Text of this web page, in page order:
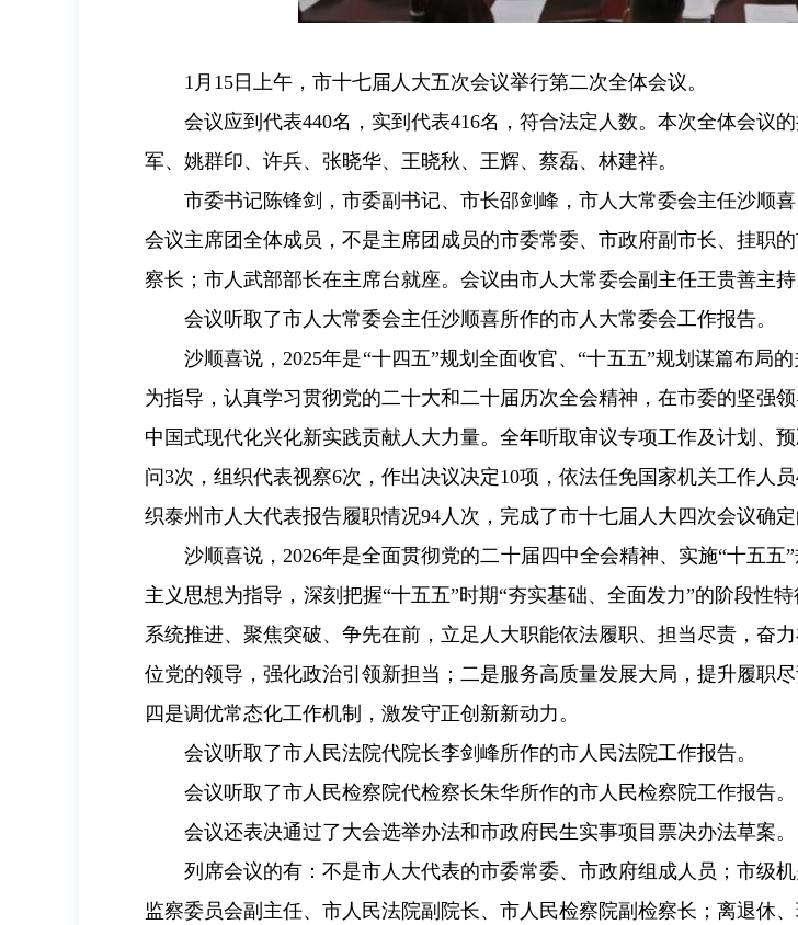
1月15日上午，市十七届人大五次会议举行第二次全体会议。
会议应到代表440名，实到代表416名，符合法定人数。本次全体会议
军、姚群印、许兵、张晓华、王晓秋、王辉、蔡磊、林建祥。
市委书记陈锋剑，市委副书记、市长邵剑峰，市人大常委会主任沙顺
会议主席团全体成员，不是主席团成员的市委常委、市政府副市长、挂职
察长；市人武部部长在主席台就座。会议由市人大常委会副主任王贵善主持
会议听取了市人大常委会主任沙顺喜所作的市人大常委会工作报告。
沙顺喜说，2025年是“十四五”规划全面收官、“十五五”规划谋篇布局
为指导，认真学习贯彻党的二十大和二十届历次全会精神，在市委的坚强
中国式现代化兴化新实践贡献人大力量。全年听取审议专项工作及计划、
问3次，组织代表视察6次，作出决议决定10项，依法任免国家机关工作人
织泰州市人大代表报告履职情况94人次，完成了市十七届人大四次会议确
沙顺喜说，2026年是全面贯彻党的二十届四中全会精神、实施“十五
主义思想为指导，深刻把握“十五五”时期“夯实基础、全面发力”的阶段性
系统推进、聚焦突破、争先在前，立足人大职能依法履职、担当尽责，奋
位党的领导，强化政治引领新担当；二是服务高质量发展大局，提升履职
四是调优常态化工作机制，激发守正创新新动力。
会议听取了市人民法院代院长李剑峰所作的市人民法院工作报告。
会议听取了市人民检察院代检察长朱华所作的市人民检察院工作报告。
会议还表决通过了大会选举办法和市政府民生实事项目票决办法草案。
列席会议的有：不是市人大代表的市委常委、市政府组成人员；市级
监察委员会副主任、市人民法院副院长、市人民检察院副检察长；离退休